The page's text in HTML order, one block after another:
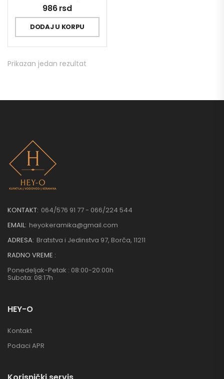
986rsd
DODAJ U KORPU
Prikazan jedan rezultat
KONTAKT: 064/576 91 77 - 066/224 544
EMAIL: heyokeramika@gmail.com
ADRESA: Bratstva i Jedinstva 97, Borča, 11211
RADNO VREME :
Ponedeljak-Petak : 08:00-20:00h
Subota: 08:17h
HEY-O
Kontakt
Podaci APR